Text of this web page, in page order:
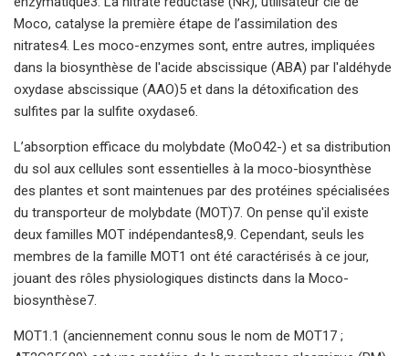
Moco, catalyse la première étape de l’assimilation des
nitrates4. Les moco-enzymes sont, entre autres, impliquées
dans la biosynthèse de l'acide abscissique (ABA) par l'aldéhyde
oxydase abscissique (AAO)5 et dans la détoxification des
sulfites par la sulfite oxydase6.
L’absorption efficace du molybdate (MoO42-) et sa distribution
du sol aux cellules sont essentielles à la moco-biosynthèse
des plantes et sont maintenues par des protéines spécialisées
du transporteur de molybdate (MOT)7. On pense qu'il existe
deux familles MOT indépendantes8,9. Cependant, seuls les
membres de la famille MOT1 ont été caractérisés à ce jour,
jouant des rôles physiologiques distincts dans la Moco-
biosynthèse7.
MOT1.1 (anciennement connu sous le nom de MOT17 ;